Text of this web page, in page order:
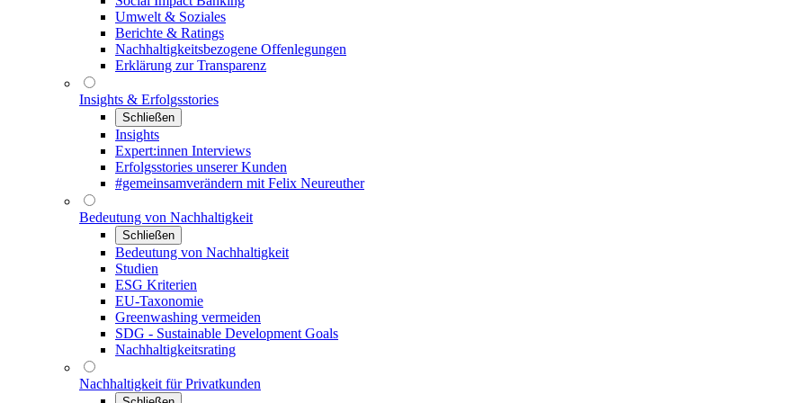
Umwelt & Soziales
Berichte & Ratings
Nachhaltigkeitsbezogene Offenlegungen
Erklärung zur Transparenz
Insights & Erfolgsstories
Schließen
Insights
Expert:innen Interviews
Erfolgsstories unserer Kunden
#gemeinsamverändern mit Felix Neureuther
Bedeutung von Nachhaltigkeit
Schließen
Bedeutung von Nachhaltigkeit
Studien
ESG Kriterien
EU-Taxonomie
Greenwashing vermeiden
SDG - Sustainable Development Goals
Nachhaltigkeitsrating
Nachhaltigkeit für Privatkunden